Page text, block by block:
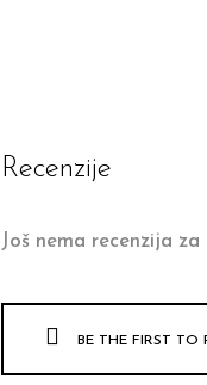
Recenzije
Još nema recenzija
BE THE FIRST TO